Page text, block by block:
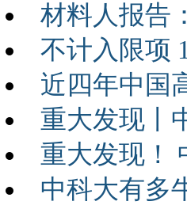
材料人报告
不计入限项
近四年中国
重大发现丨
重大发现！
中科大有多